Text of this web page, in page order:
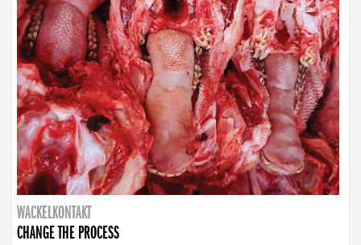
WACKELKONTAKT
CHANGE THE PROCESS